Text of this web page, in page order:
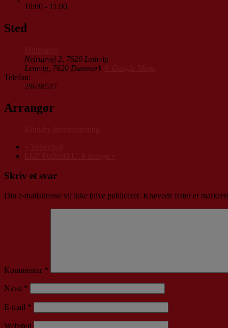
10:00 - 11:00
Sted
Nejrupvej 2, 7620 Lemvig
Lemvig 7620 Danmark
Telefon:
29638527
Arrangør
Skriv et svar
Din e-mailadresse vil ikke blive publiceret. Krævede felter er
Kommentar *
Navn *
E-mail *
Websted